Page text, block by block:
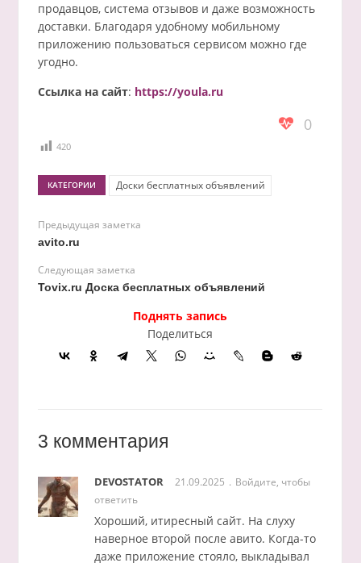
продавцов, система отзывов и даже возможность
доставки. Благодаря удобному мобильному
приложению пользоваться сервисом можно где
угодно.
Ссылка на сайт: https://youla.ru
0
420
КАТЕГОРИИ Доски бесплатных объявлений
Предыдущая заметка
avito.ru
Следующая заметка
Tovix.ru Доска бесплатных объявлений
Поднять запись
Поделиться
3 комментария
DEVOSTATOR 21.09.2025
Войдите, чтобы
ответить
Хороший, итиресный сайт. На слуху
наверное второй после авито. Когда-то
даже приложение стояло, выкладывал